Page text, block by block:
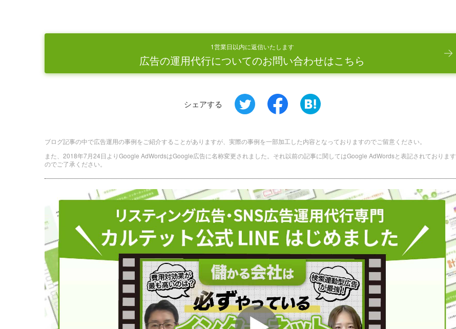
1営業日以内に返信いたします
広告の運用代行についてのお問い合わせはこちら
シェアする
ブログ記事の中で広告運用の事例をご紹介することがありますが、実際の事例を一部加工した内容となっておりますのでご留意ください。
また、2018年7月24日よりGoogle AdWordsはGoogle広告に名称変更されました。それ以前の記事に関してはGoogle AdWordsと表記されております
のでご了承ください。